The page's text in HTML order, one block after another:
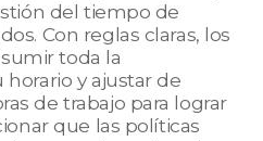
del tiempo de
Con reglas claras, los
toda la
y ajustar de
de trabajo para lograr
que las políticas